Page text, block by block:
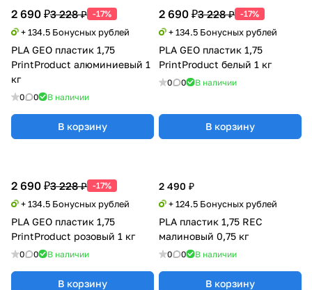
2 690 ₽3 228 ₽ -17%
+ 134.5 Бонусных рублей
PLA GEO пластик 1,75
PrintProduct алюминиевый 1
кг
0 0 В наличии
В корзину
2 690 ₽3 228 ₽ -17%
+ 134.5 Бонусных рублей
PLA GEO пластик 1,75
PrintProduct белый 1 кг
0 0 В наличии
В корзину
2 490 ₽
+ 124.5 Бонусных рублей
PLA пластик 1,75 REC
малиновый 0,75 кг
0 0 В наличии
В корзину
2 690 ₽3 228 ₽ -17%
+ 134.5 Бонусных рублей
PLA GEO пластик 1,75
PrintProduct розовый 1 кг
0 0 В наличии
В корзину